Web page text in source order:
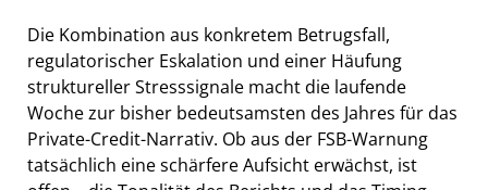
Die Kombination aus konkretem Betrugsfall,
regulatorischer Eskalation und einer Häufung
struktureller Stresssignale macht die laufende
Woche zur bisher bedeutsamsten des Jahres für das
Private-Credit-Narrativ. Ob aus der FSB-Warnung
tatsächlich eine schärfere Aufsicht erwächst, ist